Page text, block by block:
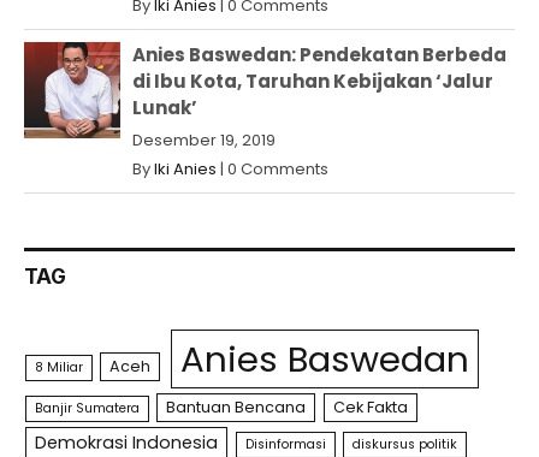
ByIki Anies 0 Comments
Anies Baswedan: Pendekatan Berbeda
di Ibu Kota, Taruhan Kebijakan ‘Jalur
Lunak’
Desember 19, 2019
ByIki Anies | 0 Comments
TAG
8 Miliar Aceh Anies Baswedan
Banjir Sumatera Bantuan Bencana Cek Fakta
Demokrasi Indonesia Disinformasi
diskursus politik